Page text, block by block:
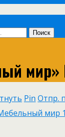
Pin Отпр.
мир